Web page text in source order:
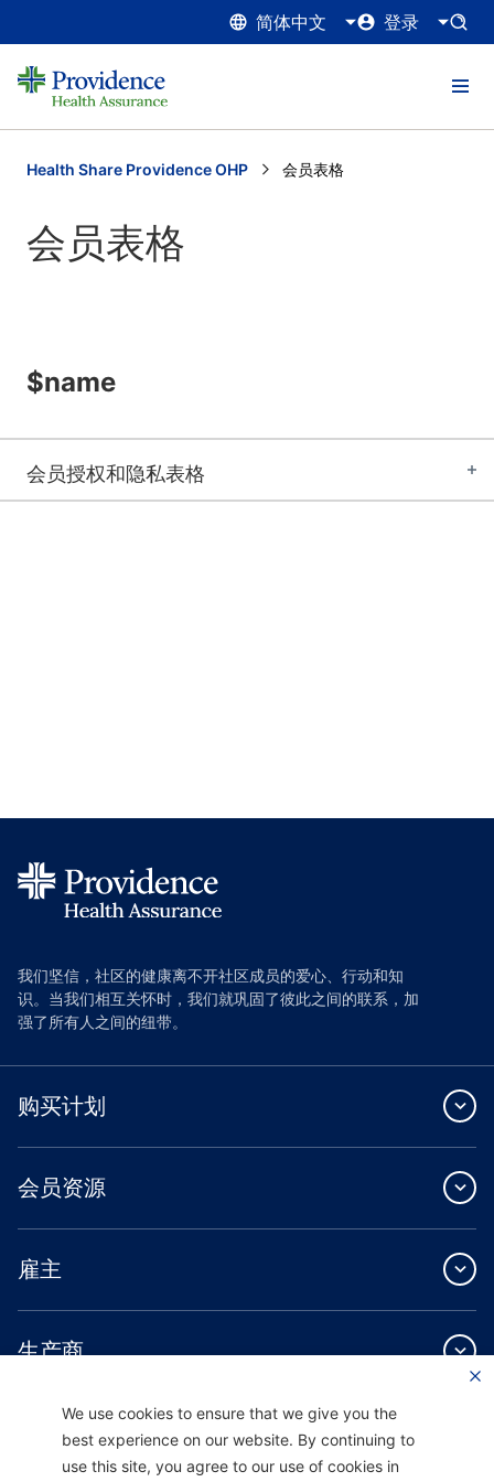
简体中文 登录
Health Share Providence OHP Current:
会员表格
会员表格
$name
会员授权和隐私表格
我们坚信，社区的健康离不开社区成员的爱心、行动和知
识。当我们相互关怀时，我们就巩固了彼此之间的联系，加
强了所有人之间的纽带。
购买计划
会员资源
雇主
生产商
供应商
We use cookies to ensure that we give you the
best experience on our website. By continuing to
use this site, you agree to our use of cookies in